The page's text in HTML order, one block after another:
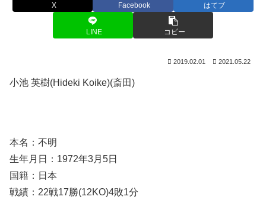
X Facebook はてブ
LINE コピー
2019.02.01 2021.05.22
小池 英樹(Hideki Koike)(斎田)
本名：不明
生年月日：1972年3月5日
国籍：日本
戦績：22戦17勝(12KO)4敗1分